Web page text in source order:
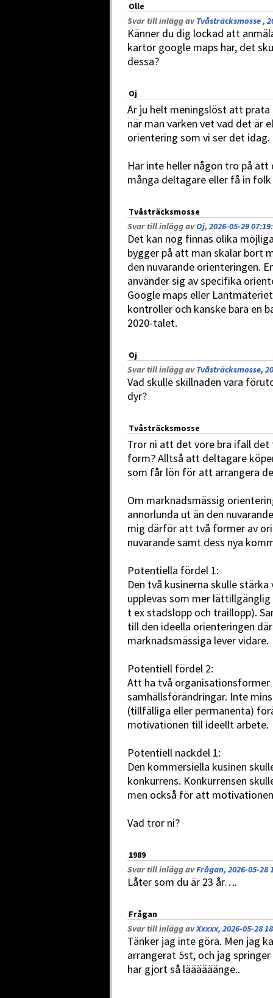
Olle
Svar till inlägg avTvåsträcksmosse ,
Känner du dig lockad att
kartor google maps har, det
dessa?
Oj
Är ju helt meningslöst att
när man varken vet vad det är
orientering som vi ser det idag.
Har inte heller någon tro på
många deltagare eller få in
Tvåsträcksmosse
Svar till inlägg avOj, 2026-05-29 07:19:
Det kan nog finnas olika
bygger på att man skalar bort
den nuvarande orienteringen.
använder sig av specifika
Google maps eller
kontroller och kanske bara en
2020-talet.
Oj
Svar till inlägg avTvåsträcksmosse,
Vad skulle skillnaden vara
dyr?
Tvåsträcksmosse
Tror ni att det vore bra ifall
form? Alltså att deltagare
som får lön för att arrangera
Om marknadsmässig
annorlunda ut än den
mig därför att två former av
nuvarande samt dess nya
Potentiella fördel 1:
Den två kusinerna skulle
upplevas som mer
t ex stadslopp och traillopp).
till den ideella orienteringen
marknadsmässiga lever vidare.
Potentiell fördel 2:
Att ha två
samhällsförändringar. Inte
(tillfälliga eller permanenta)
motivationen till ideellt arbete.
Potentiell nackdel 1:
Den kommersiella kusinen
konkurrens. Konkurrensen
men också för att
Vad tror ni?
1989
Svar till inlägg avFrågan, 2026-05-28
Låter som du är 23 år….
Frågan
Svar till inlägg avXxxxx, 2026-05-28
Tänker jag inte göra. Men jag
arrangerat 5st, och jag
har gjort så läääääänge..